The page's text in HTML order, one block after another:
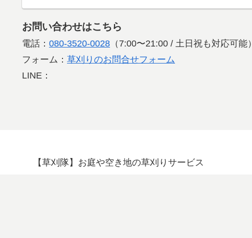
お問い合わせはこちら
電話： 080-3520-0028 （7:00〜21:00 / 土日祝も対応可能）
フォーム： 草刈りのお問合せフォーム
LINE：
【草刈隊】お庭や空き地の草刈りサービス